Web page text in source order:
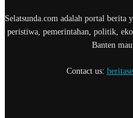
Selatsunda.com adalah portal
peristiwa, pemerintahan, politik,
Banten
Contact us: